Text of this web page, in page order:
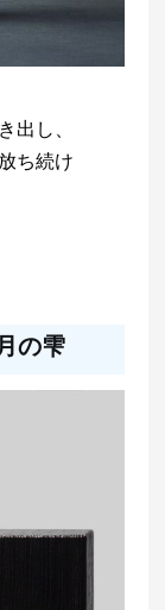
出し、
ち続け
の雫